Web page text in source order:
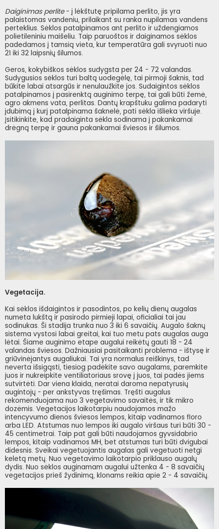
Daiginimas perlite- į lėkštutę pripilama perlito, jis yra
palaistomas vandeniu, prilaikant su ranka nupilamas vandens
perteklius. Sėklos patalpinamos ant perlito ir uždengiamos
polietileniniu maišeliu. Taip paruoštos ir daiginamos sėklos
padedamos į tamsią vieta, kur temperatūra gali svyruoti nuo
21 iki 32 laipsnių šilumos.
Geros, kokybiškos sėklos sudygsta per 24 - 72 valandas.
Sudygusios sėklos turi baltą uodegėlę, tai pirmoji šaknis, tad
būkite labai atsargūs ir nenulaužkite jos. Sudaigintos sėklos
patalpinamos į pasirenktą auginimo terpę, tai gali būti žemė,
agro akmens vata, perlitas. Dantų krapštuku galima padaryti
įdubimą į kurį patalpinama šaknelė, pati sėkla išlieka viršuje.
Įsitikinkite, kad pradaiginta sėkla sodinama į pakankamai
drėgną terpę ir gauna pakankamai šviesos ir šilumos.
Vegetacija.
Kai sėklos išdaigintos ir pasodintos, po kelių dienų augalas
numeta lukštą ir pasirodo pirmieji lapai, oficialiai tai jau
sodinukas. Ši stadija trunka nuo 3 iki 6 savaičių. Augalo šaknų
sistema vystosi labai greitai, kai tuo metu pats augalas auga
lėtai. Šiame auginimo etape augalui reikėtų gauti 18 - 24
valandas šviesos. Dažniausiai pasitaikanti problema - ištysę ir
griūvinėjantys augaliukai. Tai yra normalus reiškinys, tad
neverta išsigąsti, tiesiog padėkite savo augalams, paremkite
juos ir nukreipkite ventiliatoriaus srovę į juos, tai padės jiems
sutvirtėti. Dar viena klaida, neratai daroma nepatyrusių
augintojų - per ankstyvas tręšimas. Tręšti augalus
rekomenduojama nuo 3 vegetavimo savaitės, ir tik mikro
dozėmis. Vegetacijos laikotarpiu naudojamos mažo
intencyvumo dienos šviesos lempos, kitaip vadinamos floro
arba LED. Atstumas nuo lempos iki augalo viršaus turi būti 30 -
45 centimetrai. Taip pat gali būti naudojamos gyvsidabrio
lempos, kitaip vadinamos MH, bet atstumas turi būti dvigubai
didesnis. Sveikai vegetuojantis augalas gali vegetuoti netgi
keletą metų. Nuo vegetavimo laikotarpio priklauso augalų
dydis. Nuo sėklos auginamam augalui užtenka 4 - 8 savaičių
vegetacijos prieš žydinimą, klonams reikia apie 2 - 4 savaičių.